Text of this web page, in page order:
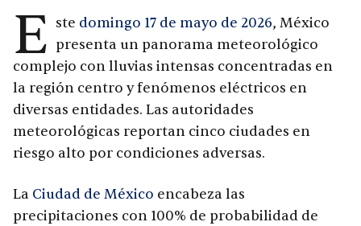
E ste domingo 17 de mayo de 2026, México
presenta un panorama meteorológico
complejo con lluvias intensas concentradas en
la región centro y fenómenos eléctricos en
diversas entidades. Las autoridades
meteorológicas reportan cinco ciudades en
riesgo alto por condiciones adversas.
La Ciudad de México encabeza las
precipitaciones con 100% de probabilidad de